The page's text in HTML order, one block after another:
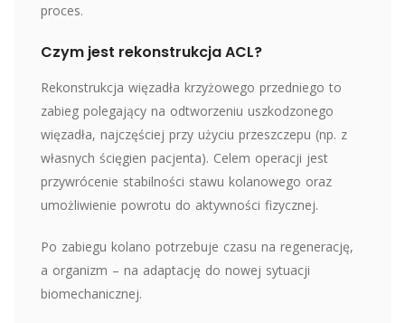
proces.
Czym jest rekonstrukcja ACL?
Rekonstrukcja więzadła krzyżowego przedniego to
zabieg polegający na odtworzeniu uszkodzonego
więzadła, najczęściej przy użyciu przeszczepu (np. z
własnych ścięgien pacjenta). Celem operacji jest
przywrócenie stabilności stawu kolanowego oraz
umożliwienie powrotu do aktywności fizycznej.
Po zabiegu kolano potrzebuje czasu na regenerację,
a organizm – na adaptację do nowej sytuacji
biomechanicznej.